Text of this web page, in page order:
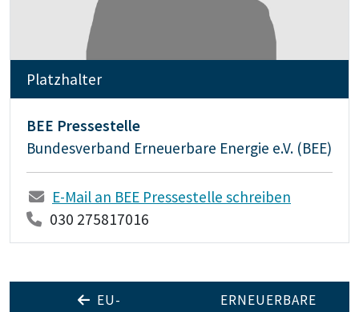
Platzhalter
BEE Pressestelle
Bundesverband Erneuerbare Energie e.V. (BEE)
E-Mail an BEE Pressestelle schreiben
030 275817016
EU-
ERNEUERBARE